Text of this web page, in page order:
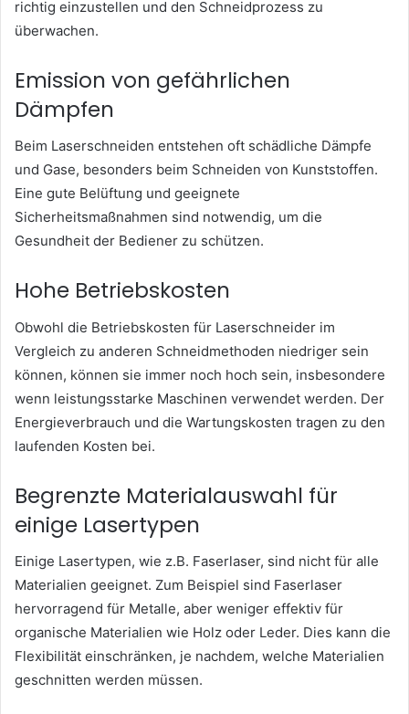
richtig einzustellen und den Schneidprozess zu
überwachen.
Emission von gefährlichen
Dämpfen
Beim Laserschneiden entstehen oft schädliche Dämpfe
und Gase, besonders beim Schneiden von Kunststoffen.
Eine gute Belüftung und geeignete
Sicherheitsmaßnahmen sind notwendig, um die
Gesundheit der Bediener zu schützen.
Hohe Betriebskosten
Obwohl die Betriebskosten für Laserschneider im
Vergleich zu anderen Schneidmethoden niedriger sein
können, können sie immer noch hoch sein, insbesondere
wenn leistungsstarke Maschinen verwendet werden. Der
Energieverbrauch und die Wartungskosten tragen zu den
laufenden Kosten bei.
Begrenzte Materialauswahl für
einige Lasertypen
Einige Lasertypen, wie z.B. Faserlaser, sind nicht für alle
Materialien geeignet. Zum Beispiel sind Faserlaser
hervorragend für Metalle, aber weniger effektiv für
organische Materialien wie Holz oder Leder. Dies kann die
Flexibilität einschränken, je nachdem, welche Materialien
geschnitten werden müssen.